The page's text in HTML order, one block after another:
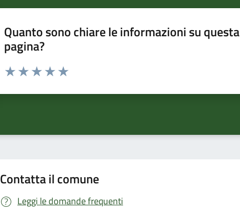
Quanto sono chiare le informazioni su questa
pagina?
Valuta da 1 a 5 stelle la pagina
Contatta il comune
Leggi le domande frequenti